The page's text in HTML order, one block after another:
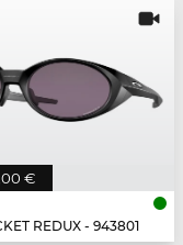
€
REDUX - 943801